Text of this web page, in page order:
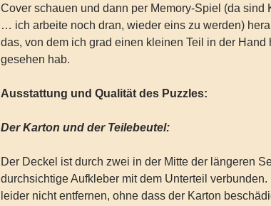
Cover schauen und dann per Memory-Spiel (da sind
… ich arbeite noch dran, wieder eins zu werden)
das, von dem ich grad einen kleinen Teil in der Hand
gesehen hab.
Ausstattung und Qualität des Puzzles:
Der Karton und der Teilebeutel:
Der Deckel ist durch zwei in der Mitte der längeren
durchsichtige Aufkleber mit dem Unterteil
leider nicht entfernen, ohne dass der Karton